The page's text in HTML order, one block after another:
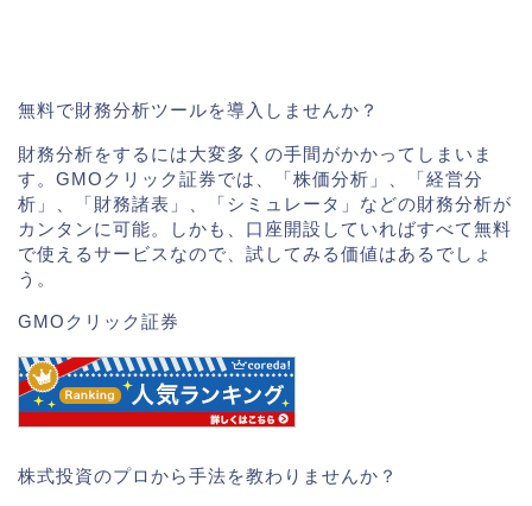
無料で財務分析ツールを導入しませんか？
財務分析をするには大変多くの手間がかかってしまいま
す。GMOクリック証券では、「株価分析」、「経営分
析」、「財務諸表」、「シミュレータ」などの財務分析が
カンタンに可能。しかも、口座開設していればすべて無料
で使えるサービスなので、試してみる価値はあるでしょ
う。
GMOクリック証券
株式投資のプロから手法を教わりませんか？